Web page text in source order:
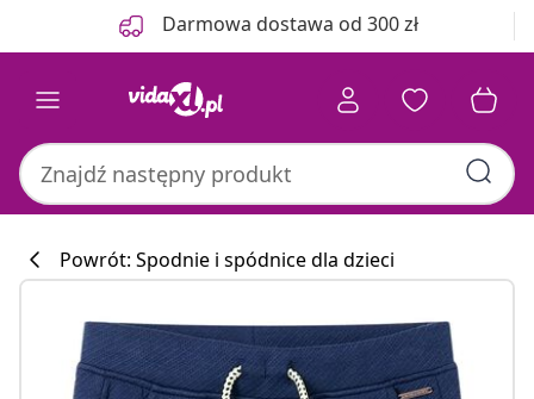
Darmowa dostawa od 300 zł
Powrót: Spodnie i spódnice dla dzieci